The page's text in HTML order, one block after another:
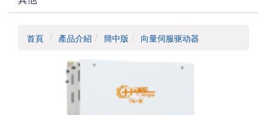
首頁 產品介紹 簡中版 向量伺服驱动器